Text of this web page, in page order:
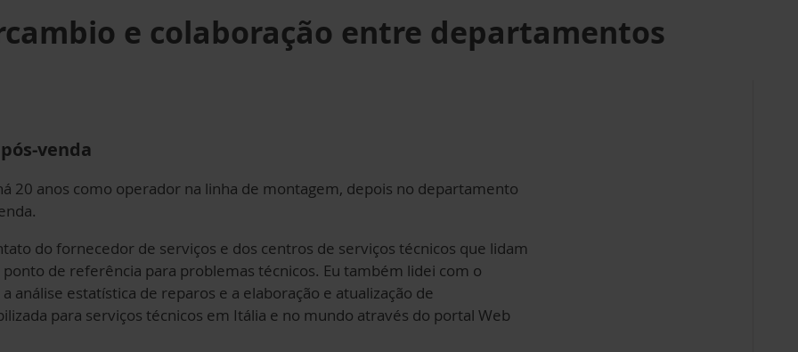
e colaboração entre departamentos
venda
20 anos como operador na linha de montagem, depois no departamento
do fornecedor de serviços e dos centros de serviços técnicos que lidam
de referência para problemas técnicos. Eu também lidei com o
análise estatística de reparos e a elaboração e atualização de
para serviços técnicos em Itália e no mundo através do portal Web